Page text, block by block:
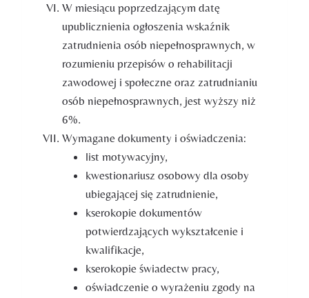
W miesiącu poprzedzającym datę
upublicznienia ogłoszenia wskaźnik
zatrudnienia osób niepełnosprawnych, w
rozumieniu przepisów o rehabilitacji
zawodowej i społeczne oraz zatrudnianiu
osób niepełnosprawnych, jest wyższy niż
6%.
Wymagane dokumenty i oświadczenia:
list motywacyjny,
kwestionariusz osobowy dla osoby
ubiegającej się zatrudnienie,
kserokopie dokumentów
potwierdzających wykształcenie i
kwalifikacje,
kserokopie świadectw pracy,
oświadczenie o wyrażeniu zgody na